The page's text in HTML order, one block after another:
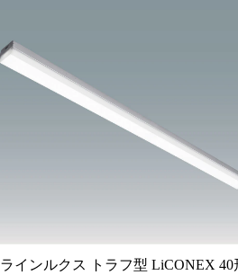
ラインルクス トラフ型 LiCONEX 40